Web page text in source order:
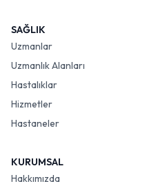
SAĞLIK
Uzmanlar
Uzmanlık Alanları
Hastalıklar
Hizmetler
Hastaneler
KURUMSAL
Hakkımızda